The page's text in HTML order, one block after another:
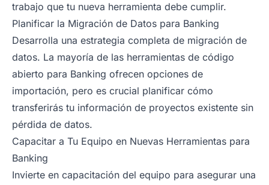
trabajo que tu nueva herramienta debe cumplir.
Planificar la Migración de Datos para Banking
Desarrolla una estrategia completa de migración de
datos. La mayoría de las herramientas de código
abierto para Banking ofrecen opciones de
importación, pero es crucial planificar cómo
transferirás tu información de proyectos existente sin
pérdida de datos.
Capacitar a Tu Equipo en Nuevas Herramientas para
Banking
Invierte en capacitación del equipo para asegurar una